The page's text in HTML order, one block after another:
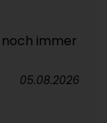
immer
05.08.2026